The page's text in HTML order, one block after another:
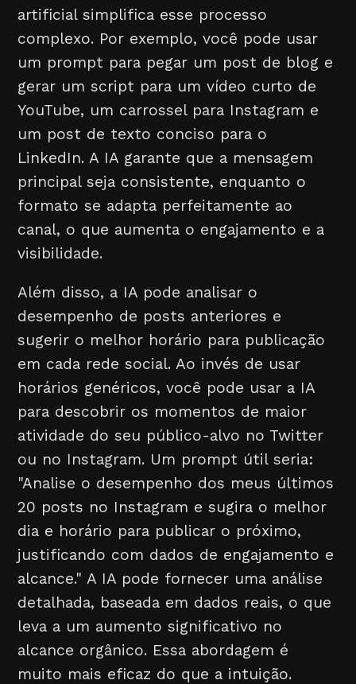
artificial simplifica esse processo
complexo. Por exemplo, você pode usar
um prompt para pegar um post de blog e
gerar um script para um vídeo curto de
YouTube, um carrossel para Instagram e
um post de texto conciso para o
LinkedIn. A IA garante que a mensagem
principal seja consistente, enquanto o
formato se adapta perfeitamente ao
canal, o que aumenta o engajamento e a
visibilidade.
Além disso, a IA pode analisar o
desempenho de posts anteriores e
sugerir o melhor horário para publicação
em cada rede social. Ao invés de usar
horários genéricos, você pode usar a IA
para descobrir os momentos de maior
atividade do seu público-alvo no Twitter
ou no Instagram. Um prompt útil seria:
"Analise o desempenho dos meus últimos
20 posts no Instagram e sugira o melhor
dia e horário para publicar o próximo,
justificando com dados de engajamento e
alcance." A IA pode fornecer uma análise
detalhada, baseada em dados reais, o que
leva a um aumento significativo no
alcance orgânico. Essa abordagem é
muito mais eficaz do que a intuição.